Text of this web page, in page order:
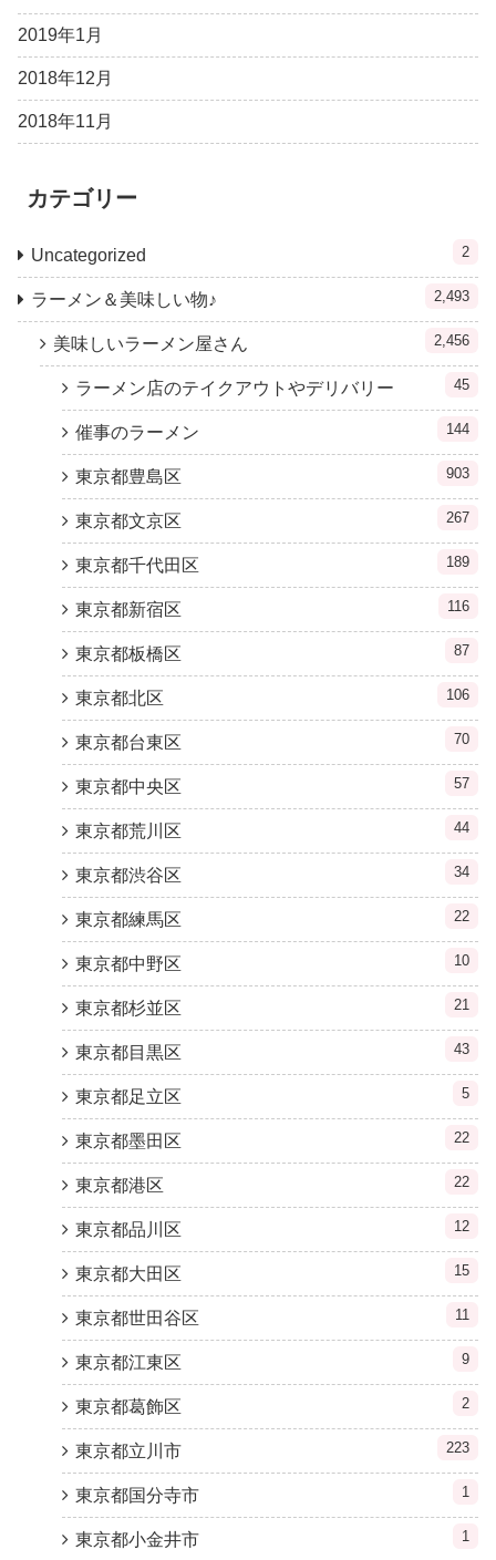
2019年1月
2018年12月
2018年11月
カテゴリー
Uncategorized 2
ラーメン＆美味しい物♪ 2,493
美味しいラーメン屋さん 2,456
ラーメン店のテイクアウトやデリバリー 45
催事のラーメン 144
東京都豊島区 903
東京都文京区 267
東京都千代田区 189
東京都新宿区 116
東京都板橋区 87
東京都北区 106
東京都台東区 70
東京都中央区 57
東京都荒川区 44
東京都渋谷区 34
東京都練馬区 22
東京都中野区 10
東京都杉並区 21
東京都目黒区 43
東京都足立区 5
東京都墨田区 22
東京都港区 22
東京都品川区 12
東京都大田区 15
東京都世田谷区 11
東京都江東区 9
東京都葛飾区 2
東京都立川市 223
東京都国分寺市 1
東京都小金井市 1